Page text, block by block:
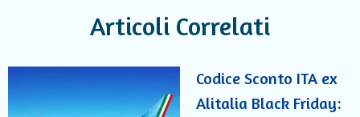
Articoli Correlati
Codice Sconto ITA ex
Alitalia Black Friday: